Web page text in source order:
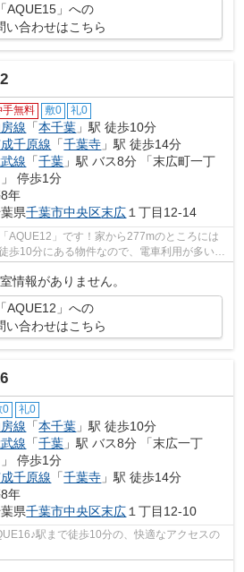
「AQUE15」への
い合わせはこちら
手無料 敷0 礼0
線 「本千葉 」駅 徒歩10分
千原線 「千葉寺 」駅 徒歩14分
線 「千葉 」駅 バス8分 「末広町一丁
」 停歩1分
年
県千葉市中央区末広 １丁目12-14
AQUE12」です！家から277mのところには
歩10分にある物件なので、電車利用が多い方
場所に位置...
情報がありません。
「AQUE12」への
い合わせはこちら
0 礼0
線 「本千葉 」駅 徒歩10分
線 「千葉 」駅 バス8分 「末広一丁
」 停歩1分
千原線 「千葉寺 」駅 徒歩14分
年
県千葉市中央区末広 １丁目12-10
駅まで徒歩10分の、快適なアクセスの